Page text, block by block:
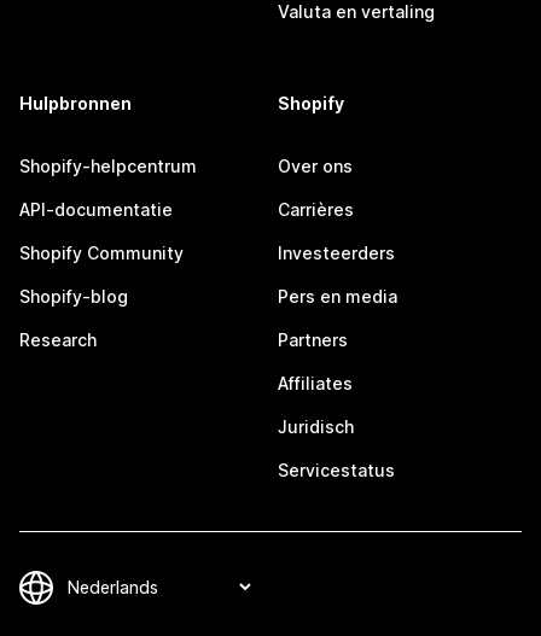
Valuta en vertaling
Hulpbronnen
Shopify-helpcentrum
API-documentatie
Shopify Community
Shopify-blog
Research
Shopify
Over ons
Carrières
Investeerders
Pers en media
Partners
Affiliates
Juridisch
Servicestatus